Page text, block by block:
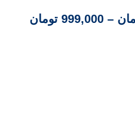
–
999,000 تومان